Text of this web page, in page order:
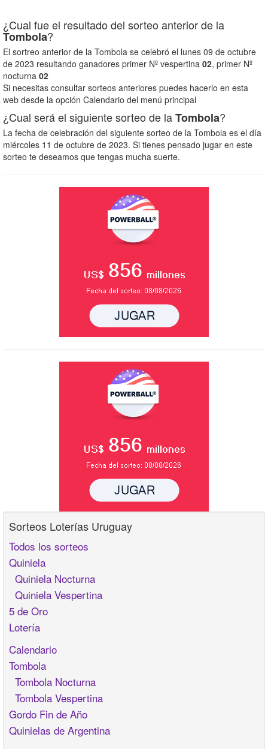
¿Cual fue el resultado del sorteo anterior de la
Tombola?
El sortreo anterior de la Tombola se celebró el lunes 09 de octubre
de 2023 resultando ganadores primer Nº vespertina 02, primer Nº
nocturna 02
Si necesitas consultar sorteos anteriores puedes hacerlo en esta
web desde la opción Calendario del menú principal
¿Cual será el siguiente sorteo de laTombola?
La fecha de celebración del siguiente sorteo de la Tombola es el día
miércoles 11 de octubre de 2023. Si tienes pensado jugar en este
sorteo te deseamos que tengas mucha suerte.
Sorteos Loterías Uruguay
Todos los sorteos
Quiniela
Quiniela Nocturna
Quiniela Vespertina
5 de Oro
Lotería
Calendario
Tombola
Tombola Nocturna
Tombola Vespertina
Gordo Fin de Año
Quinielas de Argentina